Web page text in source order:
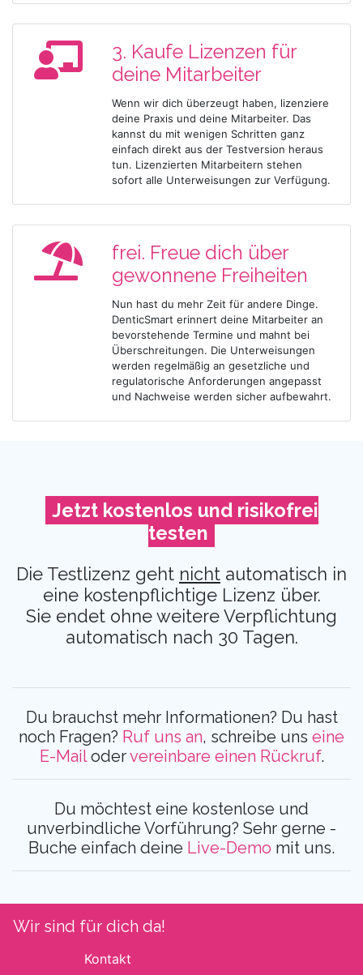
3. Kaufe Lizenzen für
deine Mitarbeiter
Wenn wir dich überzeugt haben, lizenziere
deine Praxis und deine Mitarbeiter. Das
kannst du mit wenigen Schritten ganz
einfach direkt aus der Testversion heraus
tun. Lizenzierten Mitarbeitern stehen
sofort alle Unterweisungen zur Verfügung.
frei. Freue dich über
gewonnene Freiheiten
Nun hast du mehr Zeit für andere Dinge.
DenticSmart erinnert deine Mitarbeiter an
bevorstehende Termine und mahnt bei
Überschreitungen. Die Unterweisungen
werden regelmäßig an gesetzliche und
regulatorische Anforderungen angepasst
und Nachweise werden sicher aufbewahrt.
Jetzt kostenlos und risikofrei
testen
Die Testlizenz geht nicht automatisch in
eine kostenpflichtige Lizenz über.
Sie endet ohne weitere Verpflichtung
automatisch nach 30 Tagen.
Du brauchst mehr Informationen? Du hast
noch Fragen? Ruf uns an, schreibe uns eine
E-Mailodervereinbare einen Rückruf.
Du möchtest eine kostenlose und
unverbindliche Vorführung? Sehr gerne -
Buche einfach deine Live-Demo mit uns.
Wir sind für dich da!
Kontakt